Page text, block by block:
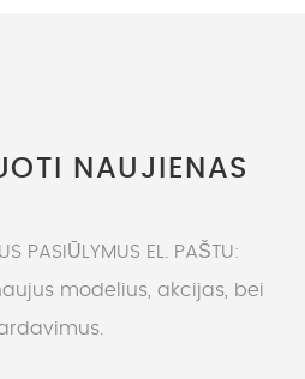
NAUJIENAS
PASIŪLYMUS EL. PAŠTU:
modelius, akcijas, bei